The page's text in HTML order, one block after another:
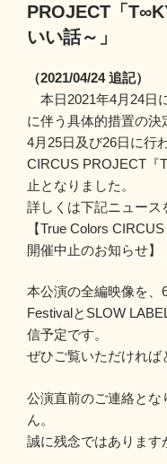
PROJECT「
いい話～」
（2021/04/24 追記）
本日2021年4月24日
に伴う具体的措置の決
4月25日及び26日に行
CIRCUS PROJECT『
止となりました。
詳しくは下記ニュース
【True Colors
開催中止のお知らせ】
本公演の全編映像を、
FestivalとSLOW
信予定です。
ぜひご覧いただければ
公演直前のご連絡と
ん。
誠に残念ではあります